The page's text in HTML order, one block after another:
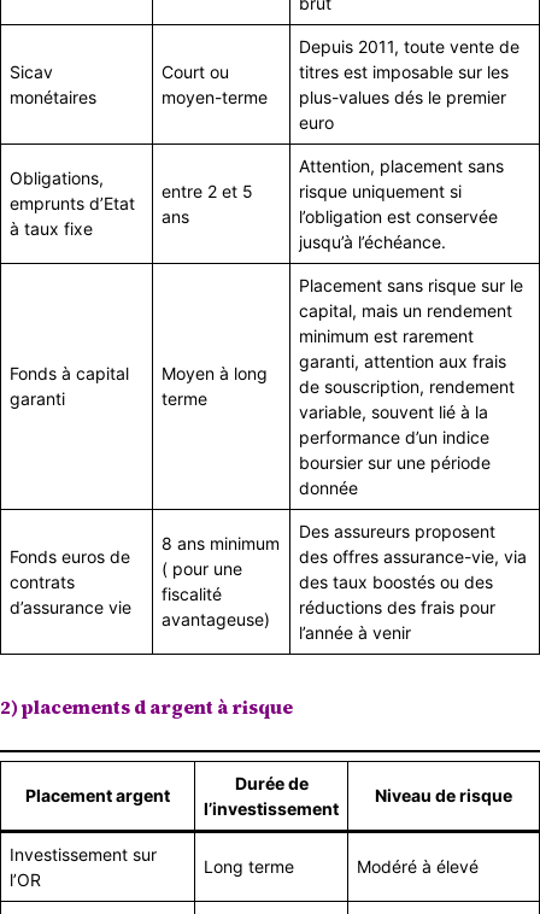
Sicav
monétaires
Court ou
moyen-terme
Depuis 2011, toute vente de
titres est imposable sur les
plus-values dés le premier
euro
Obligations,
emprunts d’Etat
à taux fixe
entre 2 et 5
ans
Attention, placement sans
risque uniquement si
l’obligation est conservée
jusqu’à l’échéance.
Fonds à capital
garanti
Moyen à long
terme
Placement sans risque sur le
capital, mais un rendement
minimum est rarement
garanti, attention aux frais
de souscription, rendement
variable, souvent lié à la
performance d’un indice
boursier sur une période
donnée
Fonds euros de
contrats
d’assurance vie
8 ans minimum
( pour une
fiscalité
avantageuse)
Des assureurs proposent
des offres assurance-vie, via
des taux boostés ou des
réductions des frais pour
l’année à venir
2) placements d argent à risque
Placement argent
Durée de
l’investissement
Niveau de risque
Investissement sur
l’OR
Long terme Modéré à élevé